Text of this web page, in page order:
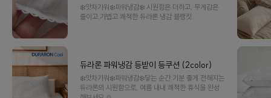
❄️앗차가워❄️파워냉감❄️ 시원함은 더하고, 무게감은
줄이고.가볍고 쾌적한 듀라론 냉감 블랭킷.
듀라론 파워냉감 등받이 등쿠션 (2color)
❄️앗차가워❄️파워냉감❄️닿는 순간 기분 좋게 전해지는
듀라론의 시원함으로, 여름 내내 쾌적한 휴식을 완성